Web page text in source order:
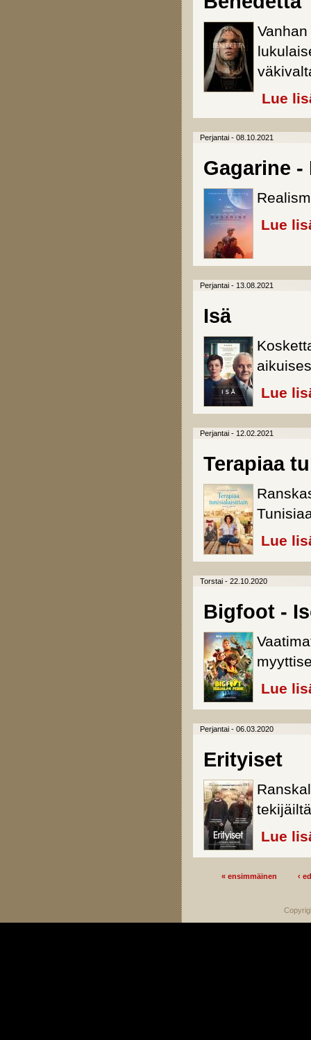
Lue
Perjantai - 08.10.2021
Gagarine
Lue
Perjantai - 13.08.2021
Isä
Lue
Perjantai - 12.02.2021
Terapiaa
Lue
Torstai - 22.10.2020
Bigfoot -
Lue
Perjantai - 06.03.2020
Erityiset
Lue
« ensimmäinen ‹